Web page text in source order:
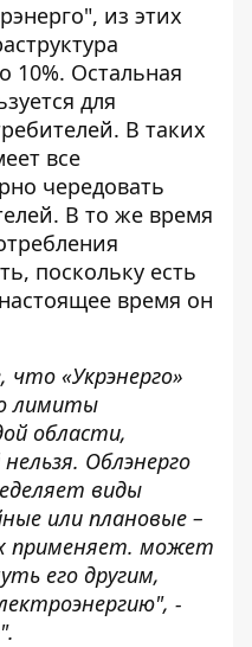
", из этих
10%. Остальная
для
В таких
все
чередовать
В то же время
поскольку есть
время он
«Укрэнерго»
лимиты
области,
Облэнерго
виды
или плановые –
применяет. может
его другим,
-